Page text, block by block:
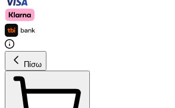
Πίσω